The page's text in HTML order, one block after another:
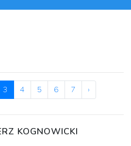
3 4 5 6 7 ›
KOGNOWICKI